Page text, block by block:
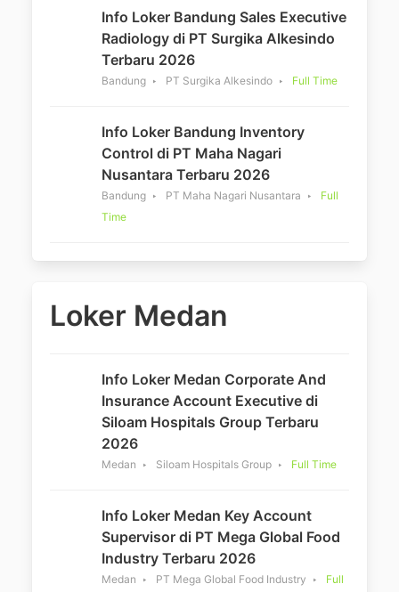
Info Loker Bandung Sales Executive
Radiology di PT Surgika Alkesindo
Terbaru 2026
Bandung PT Surgika Alkesindo Full Time
Info Loker Bandung Inventory
Control di PT Maha Nagari
Nusantara Terbaru 2026
Bandung PT Maha Nagari Nusantara
Full
Time
Loker Medan
Info Loker Medan Corporate And
Insurance Account Executive di
Siloam Hospitals Group Terbaru
2026
Medan Siloam Hospitals Group Full Time
Info Loker Medan Key Account
Supervisor di PT Mega Global Food
Industry Terbaru 2026
Medan PT Mega Global Food Industry
Full